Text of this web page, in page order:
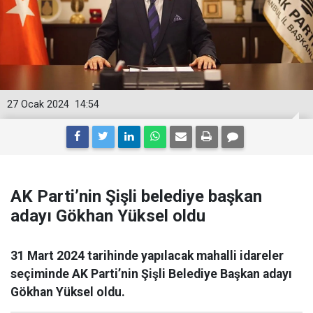
14:54
27 Ocak 2024
AK Parti’nin Şişli belediye başkan
adayı Gökhan Yüksel oldu
31 Mart 2024 tarihinde yapılacak mahalli idareler
seçiminde AK Parti’nin Şişli Belediye Başkan adayı
Gökhan Yüksel oldu.